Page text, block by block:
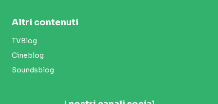
Altri contenuti
TVBlog
Cineblog
Soundsblog